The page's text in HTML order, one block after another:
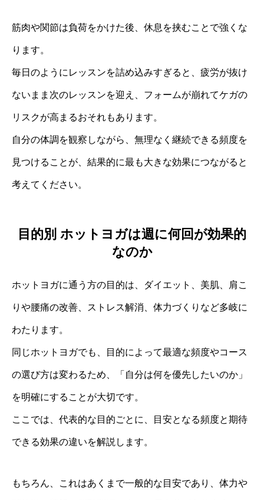
筋肉や関節は負荷をかけた後、休息を挟むことで強くな
ります。
毎日のようにレッスンを詰め込みすぎると、疲労が抜け
ないまま次のレッスンを迎え、フォームが崩れてケガの
リスクが高まるおそれもあります。
自分の体調を観察しながら、無理なく継続できる頻度を
見つけることが、結果的に最も大きな効果につながると
考えてください。
目的別 ホットヨガは週に何回が効果的
なのか
ホットヨガに通う方の目的は、ダイエット、美肌、肩こ
りや腰痛の改善、ストレス解消、体力づくりなど多岐に
わたります。
同じホットヨガでも、目的によって最適な頻度やコース
の選び方は変わるため、「自分は何を優先したいのか」
を明確にすることが大切です。
ここでは、代表的な目的ごとに、目安となる頻度と期待
できる効果の違いを解説します。
もちろん、これはあくまで一般的な目安であり、体力や